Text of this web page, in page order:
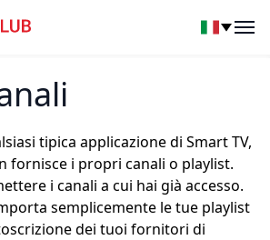
tipica applicazione di Smart TV,
fornisce i propri canali o playlist.
i canali a cui hai già accesso.
semplicemente le tue playlist
dei tuoi fornitori di